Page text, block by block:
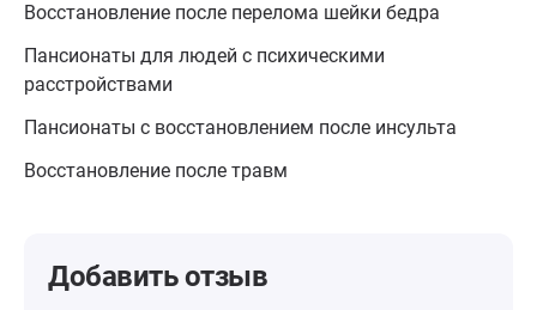
Восстановление после перелома шейки бедра
Пансионаты для людей с психическими
расстройствами
Пансионаты с восстановлением после инсульта
Восстановление после травм
Добавить отзыв